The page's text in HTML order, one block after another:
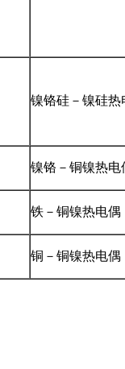
镍铬硅－镍硅热
镍铬－铜镍热电
铁－铜镍热电偶
铜－铜镍热电偶